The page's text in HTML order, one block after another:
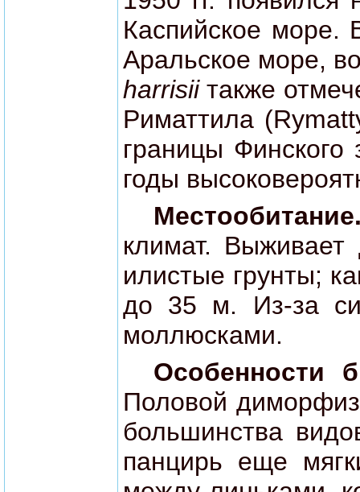
Каспийское море.
Аральское море,
harrisiiтакже
Риматтила
границы
годы
климат.
илистые грунты;
до 35 м. Из-за
моллюсками.
Особенности
Половой
большинства
панцирь еще